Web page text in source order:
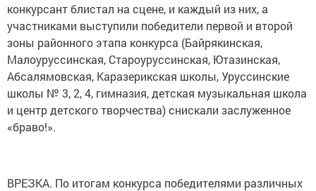
конкурсант блистал на сцене, и каждый из них, а
участниками выступили победители первой и второй
зоны районного этапа конкурса (Байрякинская,
Малоуруссинская, Староуруссинская, Ютазинская,
Абсалямовская, Каразерикская школы, Уруссинские
школы № 3, 2, 4, гимназия, детская музыкальная школа
и центр детского творчества) снискали заслуженное
«браво!».
ВРЕЗКА. По итогам конкурса победителями различных